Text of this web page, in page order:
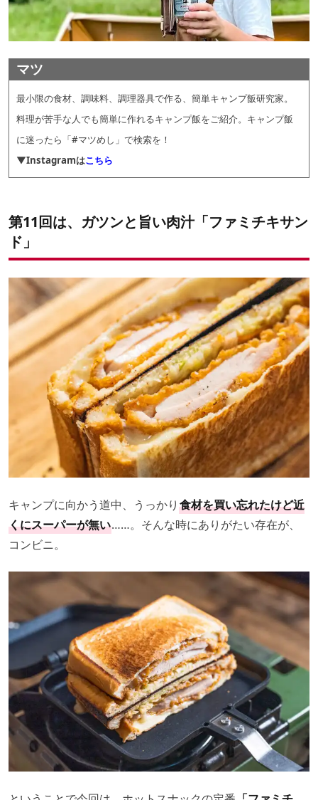
マツ
最小限の食材、調味料、調理器具で作る、簡単キャンプ飯研究家。
料理が苦手な人でも簡単に作れるキャンプ飯をご紹介。キャンプ飯
に迷ったら「#マツめし」で検索を！
▼Instagramはこちら
第11回は、ガツンと旨い肉汁「ファミチキサン
ド」
キャンプに向かう道中、うっかり 食材を買い忘れたけど近
くにスーパーが無い……。そんな時にありがたい存在が、
コンビニ。